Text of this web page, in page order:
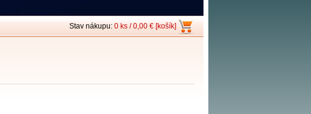
Stav nákupu: 0 ks / 0,00 € [košík]